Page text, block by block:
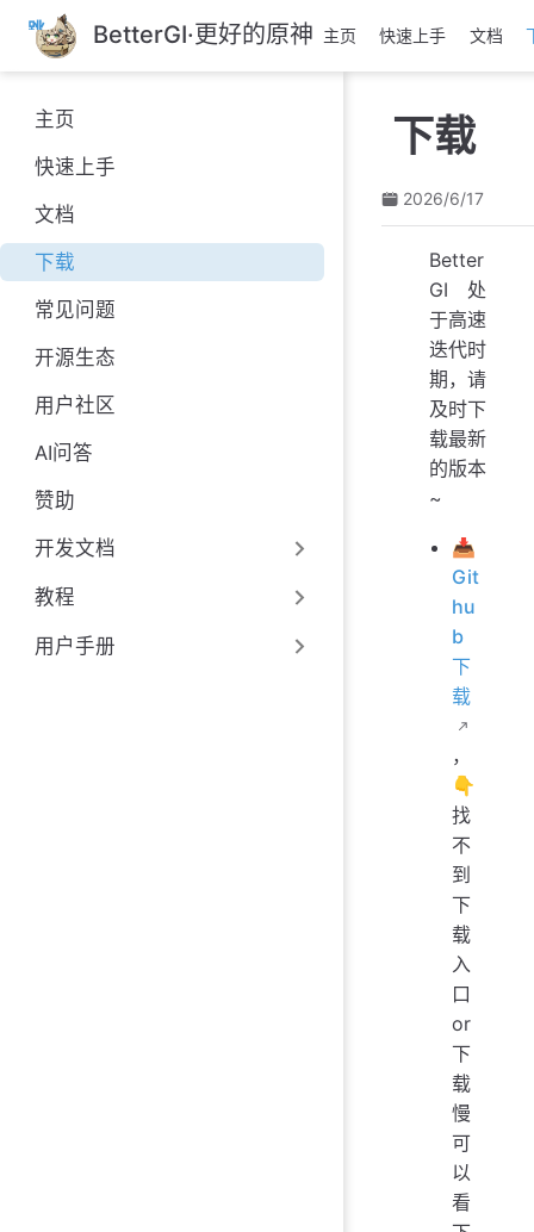
跳
至
主
要
內
容
BetterGI·更好的原神 主页 快速上手 文档
主页
快速上手
文档
下载
常见问题
开源生态
用户社区
AI问答
赞助
开发文档
教程
用户手册
下载
2026/6/17
Better
GI 处
于高速
迭代时
期，请
及时下
载最新
的版本
~
📥
Git
hu
b
下
载
，
👇
找
不
到
下
载
入
口
or
下
载
慢
可
以
看